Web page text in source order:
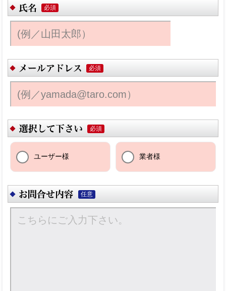
必須
必須
必須
ユーザー様 業者様
任意